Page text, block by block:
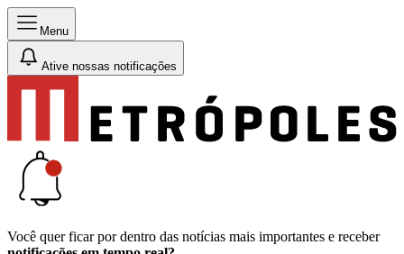
Menu
Ative nossas notificações
Você quer ficar por dentro das notícias mais importantes e receber